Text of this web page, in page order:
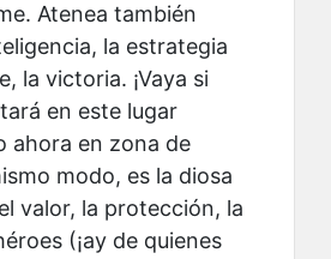
Atenea también
la estrategia
la victoria. ¡Vaya si
en este lugar
ahora en zona de
modo, es la diosa
valor, la protección, la
(¡ay de quienes